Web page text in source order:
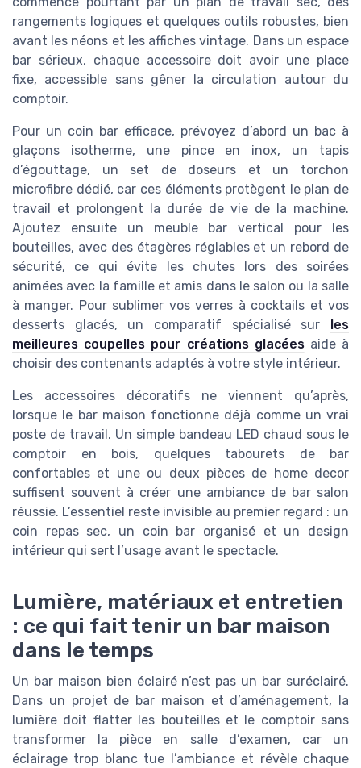
rangements logiques et quelques outils robustes, bien
avant les néons et les affiches vintage. Dans un espace
bar sérieux, chaque accessoire doit avoir une place
fixe, accessible sans gêner la circulation autour du
comptoir.
Pour un coin bar efficace, prévoyez d’abord un bac à
glaçons isotherme, une pince en inox, un tapis
d’égouttage, un set de doseurs et un torchon
microfibre dédié, car ces éléments protègent le plan de
travail et prolongent la durée de vie de la machine.
Ajoutez ensuite un meuble bar vertical pour les
bouteilles, avec des étagères réglables et un rebord de
sécurité, ce qui évite les chutes lors des soirées
animées avec la famille et amis dans le salon ou la salle
à manger. Pour sublimer vos verres à cocktails et vos
desserts glacés, un comparatif spécialisé sur
les
meilleures coupelles pour créations glacéesaide à
choisir des contenants adaptés à votre style intérieur.
Les accessoires décoratifs ne viennent qu’après,
lorsque le bar maison fonctionne déjà comme un vrai
poste de travail. Un simple bandeau LED chaud sous le
comptoir en bois, quelques tabourets de bar
confortables et une ou deux pièces de home decor
suffisent souvent à créer une ambiance de bar salon
réussie. L’essentiel reste invisible au premier regard : un
coin repas sec, un coin bar organisé et un design
intérieur qui sert l’usage avant le spectacle.
Lumière, matériaux et entretien
: ce qui fait tenir un bar maison
dans le temps
Un bar maison bien éclairé n’est pas un bar suréclairé.
Dans un projet de bar maison et d’aménagement, la
lumière doit flatter les bouteilles et le comptoir sans
transformer la pièce en salle d’examen, car un
éclairage trop blanc tue l’ambiance et révèle chaque